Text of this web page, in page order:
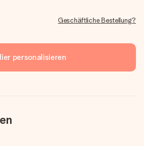
Geschäftliche Bestellung?
personalisieren